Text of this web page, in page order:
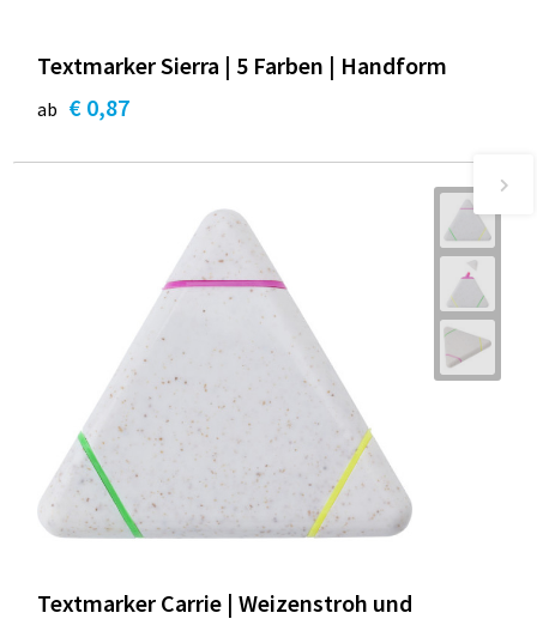
Textmarker Sierra | 5 Farben | Handform
ab € 0,87
Textmarker Carrie | Weizenstroh und